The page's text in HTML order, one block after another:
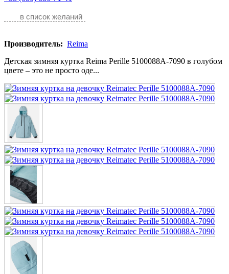
в список желаний
Производитель: Reima
Детская зимняя куртка Reima Perille 5100088A-7090 в голубом
цвете – это не просто оде...